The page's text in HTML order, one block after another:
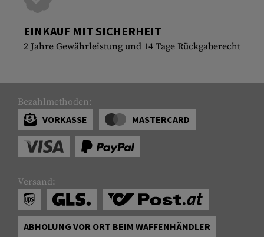
EINKAUF MIT SICHERHEIT
2 Jahre Gewährleistung und 14 Tage Rückgaberecht
Bezahlmethoden:
VORKASSE
MASTERCARD
Versand:
ABHOLUNG VOR ORT BEIM WAFFENHÄNDLER